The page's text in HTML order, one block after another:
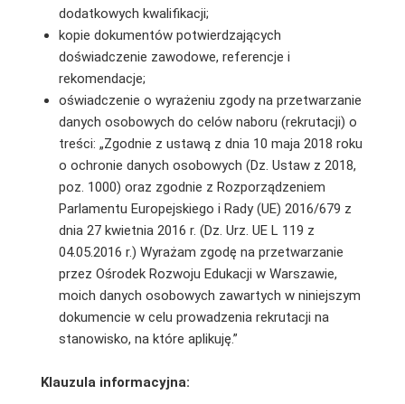
dodatkowych kwalifikacji;
kopie dokumentów potwierdzających
doświadczenie zawodowe, referencje i
rekomendacje;
oświadczenie o wyrażeniu zgody na przetwarzanie
danych osobowych do celów naboru (rekrutacji) o
treści: „Zgodnie z ustawą z dnia 10 maja 2018 roku
o ochronie danych osobowych (Dz. Ustaw z 2018,
poz. 1000) oraz zgodnie z Rozporządzeniem
Parlamentu Europejskiego i Rady (UE) 2016/679 z
dnia 27 kwietnia 2016 r. (Dz. Urz. UE L 119 z
04.05.2016 r.) Wyrażam zgodę na przetwarzanie
przez Ośrodek Rozwoju Edukacji w Warszawie,
moich danych osobowych zawartych w niniejszym
dokumencie w celu prowadzenia rekrutacji na
stanowisko, na które aplikuję.”
Klauzula informacyjna: